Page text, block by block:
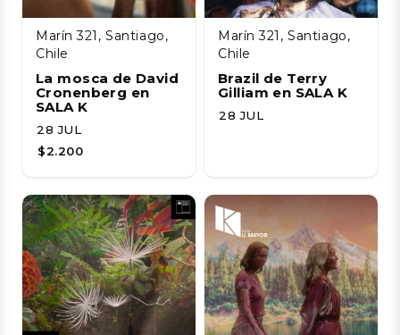
Marín 321, Santiago,
Chile
La mosca de David
Cronenberg en
SALA K
28 JUL
$2.200
Marín 321, Santiago,
Chile
Brazil de Terry
Gilliam en SALA K
28 JUL